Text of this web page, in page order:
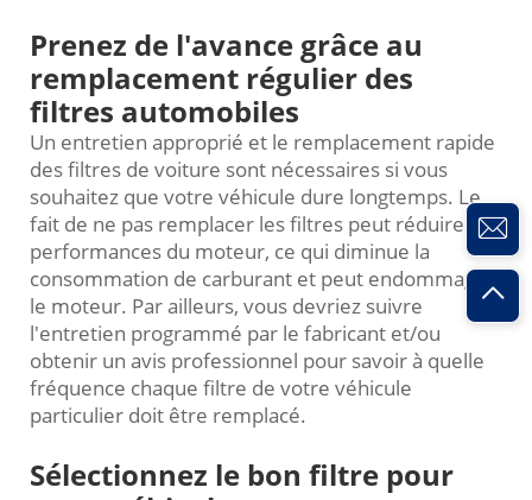
Prenez de l'avance grâce au
remplacement régulier des
filtres automobiles
Un entretien approprié et le remplacement rapide
des filtres de voiture sont nécessaires si vous
souhaitez que votre véhicule dure longtemps. Le
fait de ne pas remplacer les filtres peut réduire les
performances du moteur, ce qui diminue la
consommation de carburant et peut endommager
le moteur. Par ailleurs, vous devriez suivre
l'entretien programmé par le fabricant et/ou
obtenir un avis professionnel pour savoir à quelle
fréquence chaque filtre de votre véhicule
particulier doit être remplacé.
Sélectionnez le bon filtre pour